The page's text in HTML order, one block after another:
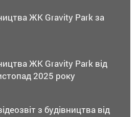
ЖК Gravity Park за
ЖК Gravity Park від
2025 року
з будівництва від